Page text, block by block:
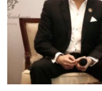
Learning English
СОЦИАЛЬНЫЕ СЕТИ